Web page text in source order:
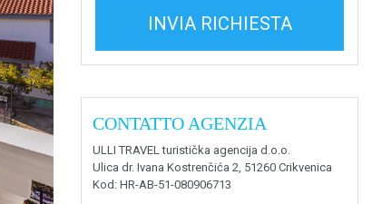
INVIA RICHIESTA
CONTATTO AGENZIA
ULLI TRAVEL turistička agencija d.o.o.
Ulica dr. Ivana Kostrenčića 2, 51260 Crikvenica
Kod : HR-AB-51-080906713